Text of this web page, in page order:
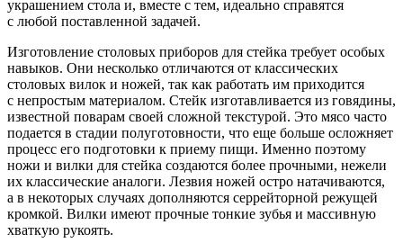
украшением стола и, вместе с тем, идеально справятся
с любой поставленной задачей.
Изготовление столовых приборов для стейка требует особых
навыков. Они несколько отличаются от классических
столовых вилок и ножей, так как работать им приходится
с непростым материалом. Стейк изготавливается из говядины,
известной поварам своей сложной текстурой. Это мясо часто
подается в стадии полуготовности, что еще больше осложняет
процесс его подготовки к приему пищи. Именно поэтому
ножи и вилки для стейка создаются более прочными, нежели
их классические аналоги. Лезвия ножей остро натачиваются,
а в некоторых случаях дополняются серрейторной режущей
кромкой. Вилки имеют прочные тонкие зубья и массивную
хваткую рукоять.